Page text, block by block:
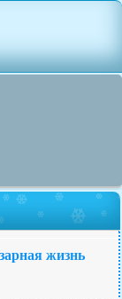
жизнь